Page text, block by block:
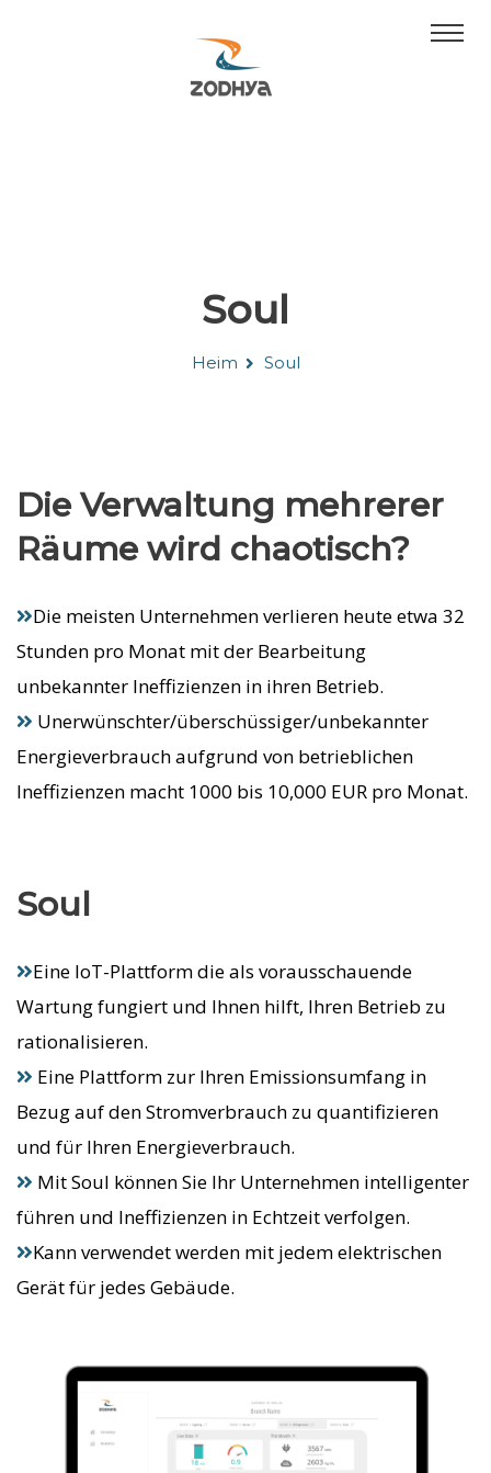
Soul
Heim Soul
Die Verwaltung mehrerer
Räume wird chaotisch?
Die meisten Unternehmen verlieren heute etwa 32
Stunden pro Monat mit der Bearbeitung
unbekannter Ineffizienzen in ihren Betrieb.
Unerwünschter/überschüssiger/unbekannter
Energieverbrauch aufgrund von betrieblichen
Ineffizienzen macht 1000 bis 10,000 EUR pro Monat.
Soul
Eine IoT-Plattform die als vorausschauende
Wartung fungiert und Ihnen hilft, Ihren Betrieb zu
rationalisieren.
Eine Plattform zur Ihren Emissionsumfang in
Bezug auf den Stromverbrauch zu quantifizieren
und für Ihren Energieverbrauch.
Mit Soul können Sie Ihr Unternehmen intelligenter
führen und Ineffizienzen in Echtzeit verfolgen.
Kann verwendet werden mit jedem elektrischen
Gerät für jedes Gebäude.